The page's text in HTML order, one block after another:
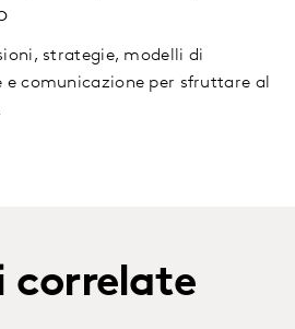
strategie, modelli di
e comunicazione per sfruttare al
correlate